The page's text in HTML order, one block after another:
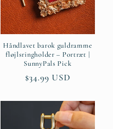
Håndlavet barok guldramme
fløjlsringholder – Portræt |
SunnyPals Pick
Normalpris
$34.99 USD